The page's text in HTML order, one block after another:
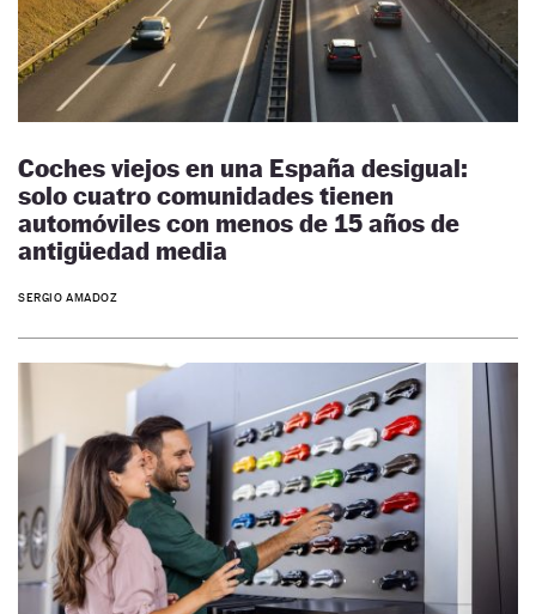
Coches viejos en una España desigual:
solo cuatro comunidades tienen
automóviles con menos de 15 años de
antigüedad media
SERGIO AMADOZ